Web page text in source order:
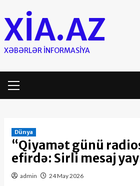
to
content
XIA.AZ
XƏBƏRLƏR INFORMASIYA
Menu
Dünya
“Qiyamət günü
efirdə: Sirli mesaj
admin 24 May 2026